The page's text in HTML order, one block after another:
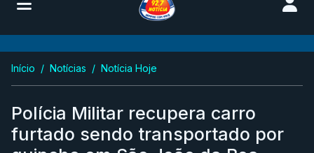
Início Notícias Notícia Hoje
Polícia Militar recupera carro
furtado sendo transportado por